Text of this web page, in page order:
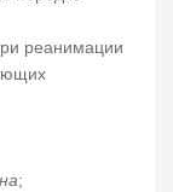
реанимации
;